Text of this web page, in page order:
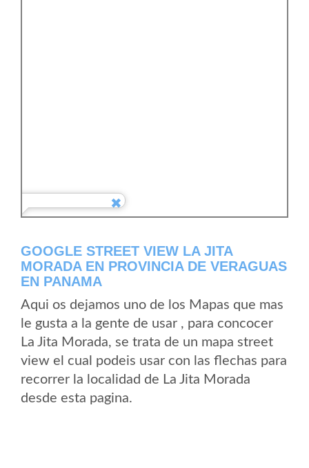
GOOGLE STREET VIEW LA JITA
MORADA EN PROVINCIA DE VERAGUAS
EN PANAMA
Aqui os dejamos uno de los Mapas que mas
le gusta a la gente de usar , para concocer
La Jita Morada, se trata de un mapa street
view el cual podeis usar con las flechas para
recorrer la localidad de La Jita Morada
desde esta pagina.